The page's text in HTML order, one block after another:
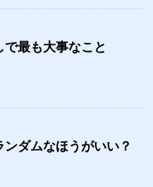
で最も大事なこと
ダムなほうがいい？